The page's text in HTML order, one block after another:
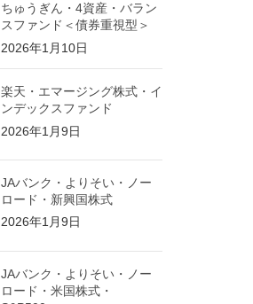
ちゅうぎん・4資産・バラン
スファンド＜債券重視型＞
2026年1月10日
楽天・エマージング株式・イ
ンデックスファンド
2026年1月9日
JAバンク・よりそい・ノー
ロード・新興国株式
2026年1月9日
JAバンク・よりそい・ノー
ロード・米国株式・